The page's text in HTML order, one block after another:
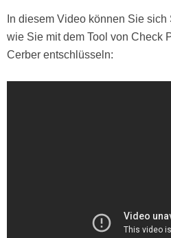
In diesem Video können Sie
wie Sie mit dem Tool von Check
Cerber entschlüsseln: